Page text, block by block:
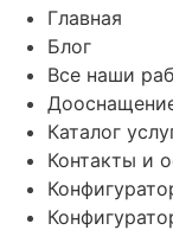
Главная
Блог
Все наши
Каталог
Контакты и